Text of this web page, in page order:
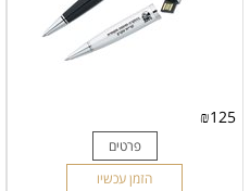
₪125
פרטים
הזמן עכשיו